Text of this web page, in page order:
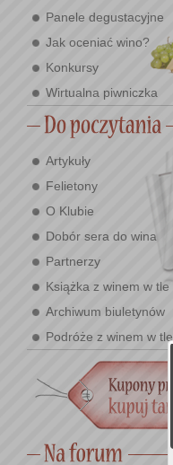
Panele degustacyjne
Jak oceniać wino?
Konkursy
Wirtualna piwniczka
Artykuły
Felietony
O Klubie
Dobór sera do wina
Partnerzy
Książka z winem w tle
Archiwum biuletynów
Podróże z winem w tle